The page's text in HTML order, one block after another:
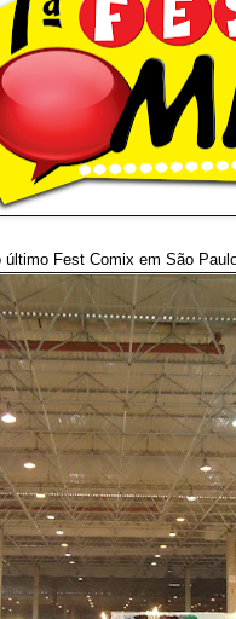
Fest Comix em São